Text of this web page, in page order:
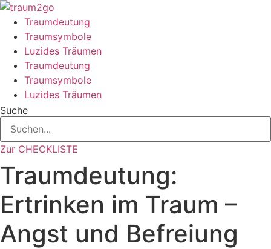
Zum
Inhalt
springen
Traumdeutung
Traumsymbole
Luzides Träumen
Traumdeutung
Traumsymbole
Luzides Träumen
Suche
Zur CHECKLISTE
Traumdeutung:
Ertrinken im Traum –
Angst und Befreiung